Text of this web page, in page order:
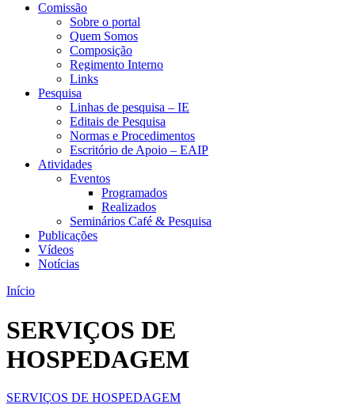
Comissão
Sobre o portal
Quem Somos
Composição
Regimento Interno
Links
Pesquisa
Linhas de pesquisa – IE
Editais de Pesquisa
Normas e Procedimentos
Escritório de Apoio – EAIP
Atividades
Eventos
Programados
Realizados
Seminários Café & Pesquisa
Publicações
Vídeos
Notícias
Início
SERVIÇOS DE
HOSPEDAGEM
SERVIÇOS DE HOSPEDAGEM